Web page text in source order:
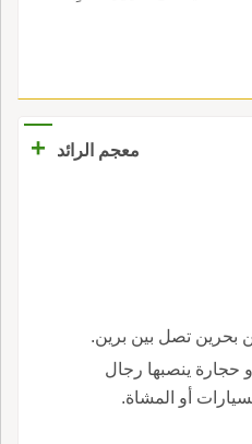
معجم الرائد +
بحرين تصل بين برين.
حجارة ينصبها رجال
أو المشاة.